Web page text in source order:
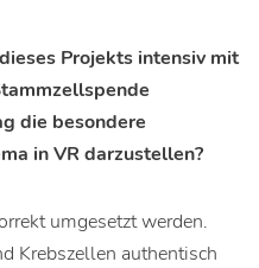
Projekts intensiv mit
die besondere
in VR darzustellen?
umgesetzt werden.
Krebszellen authentisch